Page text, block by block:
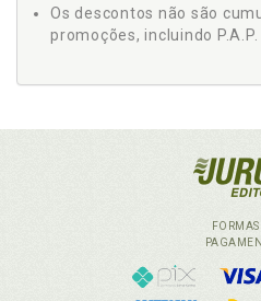
Os descontos não são
promoções, incluindo P.A.P.